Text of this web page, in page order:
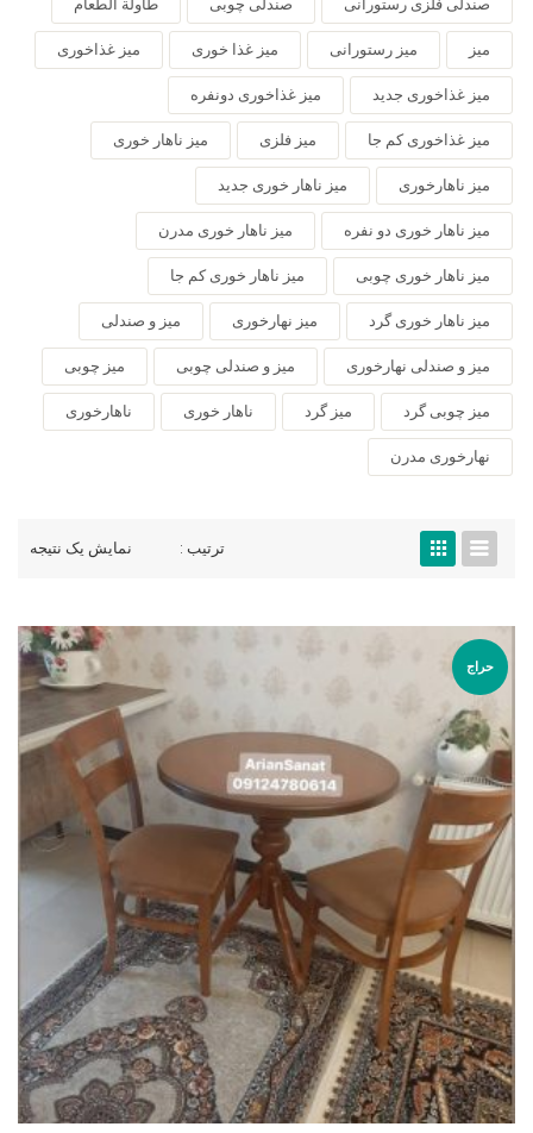
صندلی فلزی رستورانی صندلی چوبی طاولة الطعام
میز میز رستورانی میز غذا خوری میز غذاخوری
میز غذاخوری جدید میز غذاخوری دونفره
میز غذاخوری کم جا میز فلزی میز ناهار خوری
میز ناهارخوری میز ناهار خوری جدید
میز ناهار خوری دو نفره میز ناهار خوری مدرن
میز ناهار خوری چوبی میز ناهار خوری کم جا
میز ناهار خوری گرد میز نهارخوری میز و صندلی
میز و صندلی نهارخوری میز و صندلی چوبی میز چوبی
میز چوبی گرد میز گرد ناهار خوری ناهارخوری
نهارخوری مدرن
نمایش یک نتیجه ترتیب :
حراج